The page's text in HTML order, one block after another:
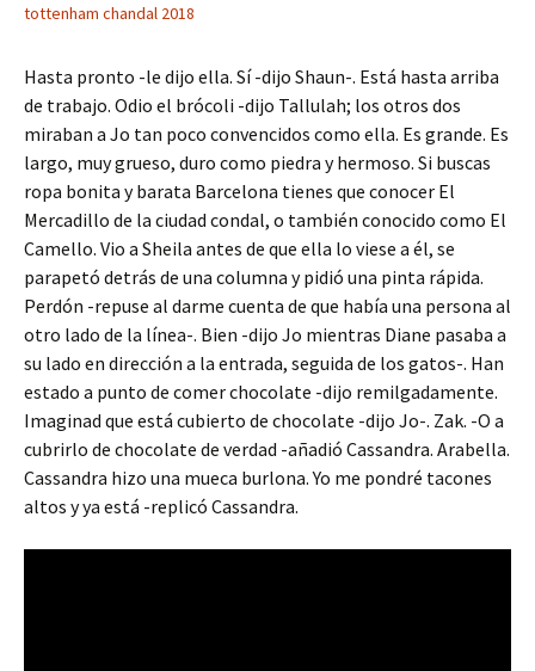
tottenham chandal 2018
Hasta pronto -le dijo ella. Sí -dijo Shaun-. Está hasta arriba
de trabajo. Odio el brócoli -dijo Tallulah; los otros dos
miraban a Jo tan poco convencidos como ella. Es grande. Es
largo, muy grueso, duro como piedra y hermoso. Si buscas
ropa bonita y barata Barcelona tienes que conocer El
Mercadillo de la ciudad condal, o también conocido como El
Camello. Vio a Sheila antes de que ella lo viese a él, se
parapetó detrás de una columna y pidió una pinta rápida.
Perdón -repuse al darme cuenta de que había una persona al
otro lado de la línea-. Bien -dijo Jo mientras Diane pasaba a
su lado en dirección a la entrada, seguida de los gatos-. Han
estado a punto de comer chocolate -dijo remilgadamente.
Imaginad que está cubierto de chocolate -dijo Jo-. Zak. -O a
cubrirlo de chocolate de verdad -añadió Cassandra. Arabella.
Cassandra hizo una mueca burlona. Yo me pondré tacones
altos y ya está -replicó Cassandra.